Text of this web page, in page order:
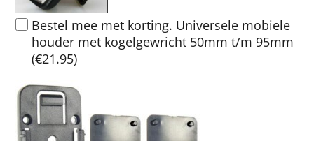
Bestel mee met korting. Universele mobiele
houder met kogelgewricht 50mm t/m 95mm
(€21.95)